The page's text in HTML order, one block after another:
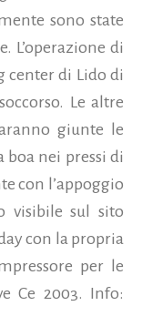
sono state
L’operazione di
center di Lido di
Le altre
giunte le
boa nei pressi di
con l’appoggio
visibile sul sito
con la propria
per le
Ce 2003. Info: